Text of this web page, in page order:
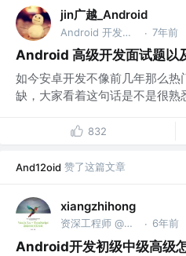
jin广越_Android
Android 开发工程师 @baidu · 7年前
Android 高级开发面试题以
如今安卓开发不像前几年那么热
缺，大家看着这句话是不是很熟
832
And12oid 赞了这篇文章
xiangzhihong
资深工程师 @小米 · 6年前
Android开发初级中级高级